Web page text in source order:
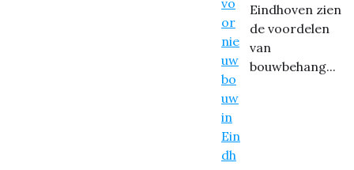
Eindhoven zien
de voordelen
van
bouwbehang...